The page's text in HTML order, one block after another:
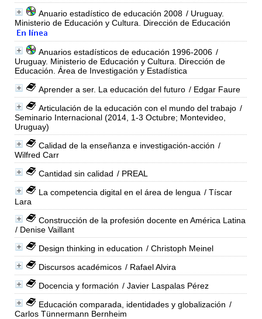
Anuario estadístico de educación 2008 / Uruguay.
Ministerio de Educación y Cultura. Dirección de Educación
Anuarios estadísticos de educación 1996-2006 /
Uruguay. Ministerio de Educación y Cultura. Dirección de
Educación. Área de Investigación y Estadística
Aprender a ser. La educación del futuro / Edgar Faure
Articulación de la educación con el mundo del trabajo /
Seminario Internacional (2014, 1-3 Octubre; Montevideo,
Uruguay)
Calidad de la enseñanza e investigación-acción /
Wilfred Carr
Cantidad sin calidad / PREAL
La competencia digital en el área de lengua / Tíscar
Lara
Construcción de la profesión docente en América Latina
/ Denise Vaillant
Design thinking in education / Christoph Meinel
Discursos académicos / Rafael Alvira
Docencia y formación / Javier Laspalas Pérez
Educación comparada, identidades y globalización /
Carlos Tünnermann Bernheim